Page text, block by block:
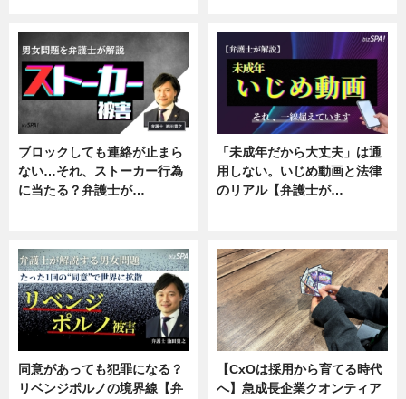
ブロックしても連絡が止まら
ない…それ、ストーカー行為
に当たる？弁護士が…
「未成年だから大丈夫」は通
用しない。いじめ動画と法律
のリアル【弁護士が…
同意があっても犯罪になる？
リベンジポルノの境界線【弁
【CxOは採用から育てる時代
へ】急成長企業クオンティア